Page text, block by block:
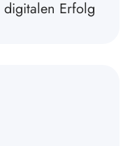
Erfolg